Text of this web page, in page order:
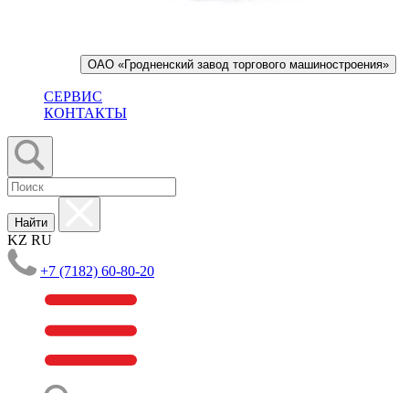
ОАО «Гродненский завод торгового машиностроения»
СЕРВИС
КОНТАКТЫ
Найти
KZ RU
+7 (7182) 60-80-20